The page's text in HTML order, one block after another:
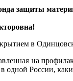
защиты
в
на
одной России,